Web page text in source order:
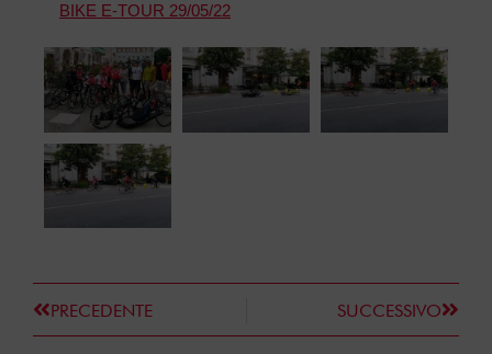
BIKE E-TOUR 29/05/22
PRECEDENTE SUCCESSIVO